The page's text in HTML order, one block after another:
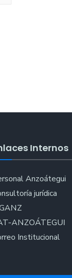
Internos
Anzoátegui
jurídica
ANZOÁTEGUI
Institucional